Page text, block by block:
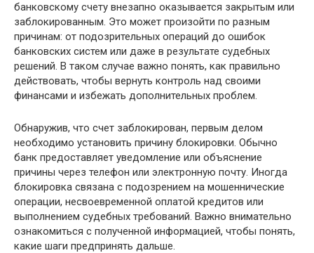
банковскому счету внезапно оказывается закрытым или
заблокированным. Это может произойти по разным
причинам: от подозрительных операций до ошибок
банковских систем или даже в результате судебных
решений. В таком случае важно понять, как правильно
действовать, чтобы вернуть контроль над своими
финансами и избежать дополнительных проблем.
Обнаружив, что счет заблокирован, первым делом
необходимо установить причину блокировки. Обычно
банк предоставляет уведомление или объяснение
причины через телефон или электронную почту. Иногда
блокировка связана с подозрением на мошеннические
операции, несвоевременной оплатой кредитов или
выполнением судебных требований. Важно внимательно
ознакомиться с полученной информацией, чтобы понять,
какие шаги предпринять дальше.